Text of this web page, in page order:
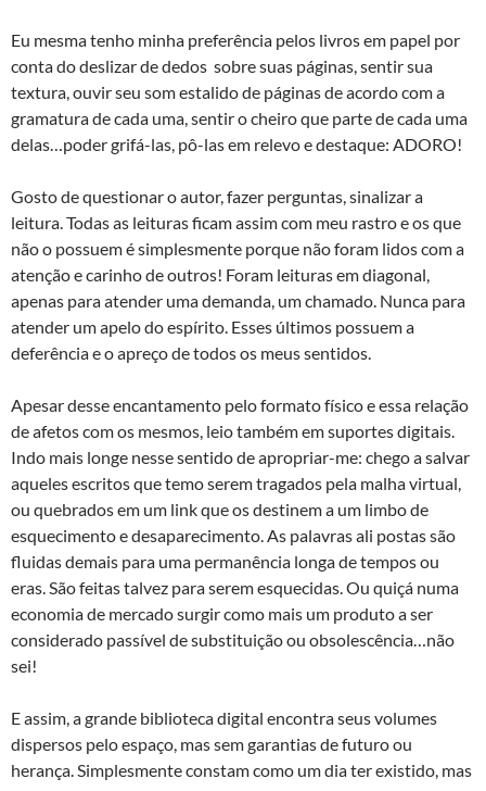
Eu mesma tenho minha preferência pelos livros em papel por
conta do deslizar de dedos sobre suas páginas, sentir sua
textura, ouvir seu som estalido de páginas de acordo com a
gramatura de cada uma, sentir o cheiro que parte de cada uma
delas…poder grifá-las, pô-las em relevo e destaque: ADORO!
Gosto de questionar o autor, fazer perguntas, sinalizar a
leitura. Todas as leituras ficam assim com meu rastro e os que
não o possuem é simplesmente porque não foram lidos com a
atenção e carinho de outros! Foram leituras em diagonal,
apenas para atender uma demanda, um chamado. Nunca para
atender um apelo do espírito. Esses últimos possuem a
deferência e o apreço de todos os meus sentidos.
Apesar desse encantamento pelo formato físico e essa relação
de afetos com os mesmos, leio também em suportes digitais.
Indo mais longe nesse sentido de apropriar-me: chego a salvar
aqueles escritos que temo serem tragados pela malha virtual,
ou quebrados em um link que os destinem a um limbo de
esquecimento e desaparecimento. As palavras ali postas são
fluidas demais para uma permanência longa de tempos ou
eras. São feitas talvez para serem esquecidas. Ou quiçá numa
economia de mercado surgir como mais um produto a ser
considerado passível de substituição ou obsolescência…não
sei!
E assim, a grande biblioteca digital encontra seus volumes
dispersos pelo espaço, mas sem garantias de futuro ou
herança. Simplesmente constam como um dia ter existido, mas